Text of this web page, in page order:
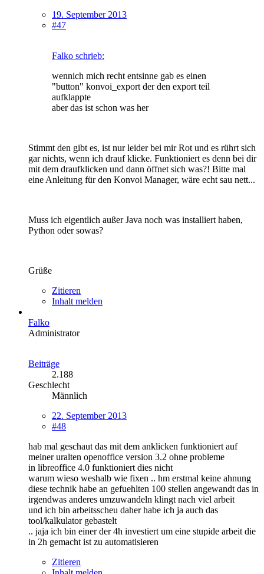
19. September 2013
#47
Falko schrieb:
wennich mich recht entsinne gab es einen
"button" konvoi_export der den export teil
aufklappte
aber das ist schon was her
Stimmt den gibt es, ist nur leider bei mir Rot und es rührt sich
gar nichts, wenn ich drauf klicke. Funktioniert es denn bei dir
mit dem draufklicken und dann öffnet sich was?! Bitte mal
eine Anleitung für den Konvoi Manager, wäre echt sau nett...
Muss ich eigentlich außer Java noch was installiert haben,
Python oder sowas?
Grüße
Zitieren
Inhalt melden
Falko
Administrator
Beiträge
2.188
Geschlecht
Männlich
22. September 2013
#48
hab mal geschaut das mit dem anklicken funktioniert auf
meiner uralten openoffice version 3.2 ohne probleme
in libreoffice 4.0 funktioniert dies nicht
warum wieso weshalb wie fixen .. hm erstmal keine ahnung
diese technik habe an gefuehlten 100 stellen angewandt das in
irgendwas anderes umzuwandeln klingt nach viel arbeit
und ich bin arbeitsscheu daher habe ich ja auch das
tool/kalkulator gebastelt
.. jaja ich bin einer der 4h investiert um eine stupide arbeit die
in 2h gemacht ist zu automatisieren
Zitieren